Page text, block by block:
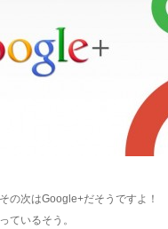
の次はGoogle+だそうですよ！
ているそう。